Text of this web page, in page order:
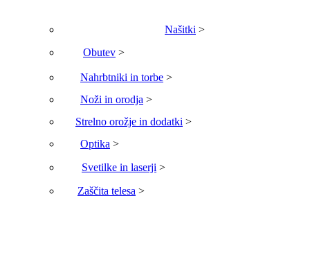
Našitki >
Obutev >
Nahrbtniki in torbe >
Noži in orodja >
Strelno orožje in dodatki >
Optika >
Svetilke in laserji >
Zaščita telesa >